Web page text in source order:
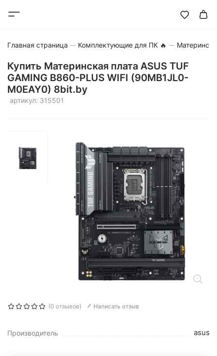
Главная страница Комплектующие для ПК 🔥
Купить Материнская плата ASUS TUF
GAMING B860-PLUS WIFI (90MB1JL0-
M0EAY0) 8bit.by
артикул: 315501
(0 отзывов) Написать отзыв
Производитель asus